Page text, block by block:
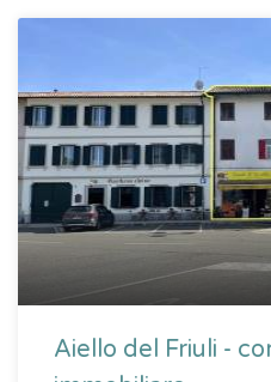
Aiello del Friuli -